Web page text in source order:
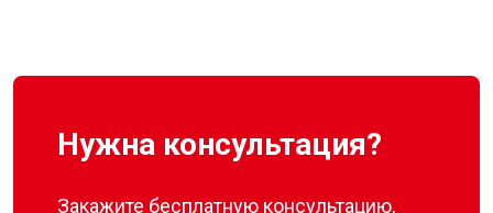
Нужна консультация?
Закажите бесплатную консультацию,